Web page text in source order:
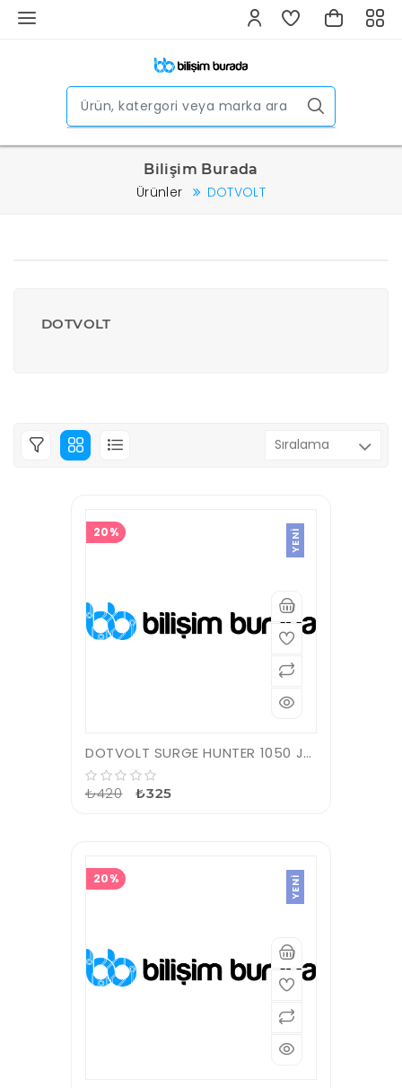
Bilişim Burada
Ürünler DOTVOLT
DOTVOLT
20% YENI
DOTVOLT SURGE HUNTER 1050 JOULES 1'Lİ AKIM KORUMALI PRİZ
₺420 ₺325
20% YENI